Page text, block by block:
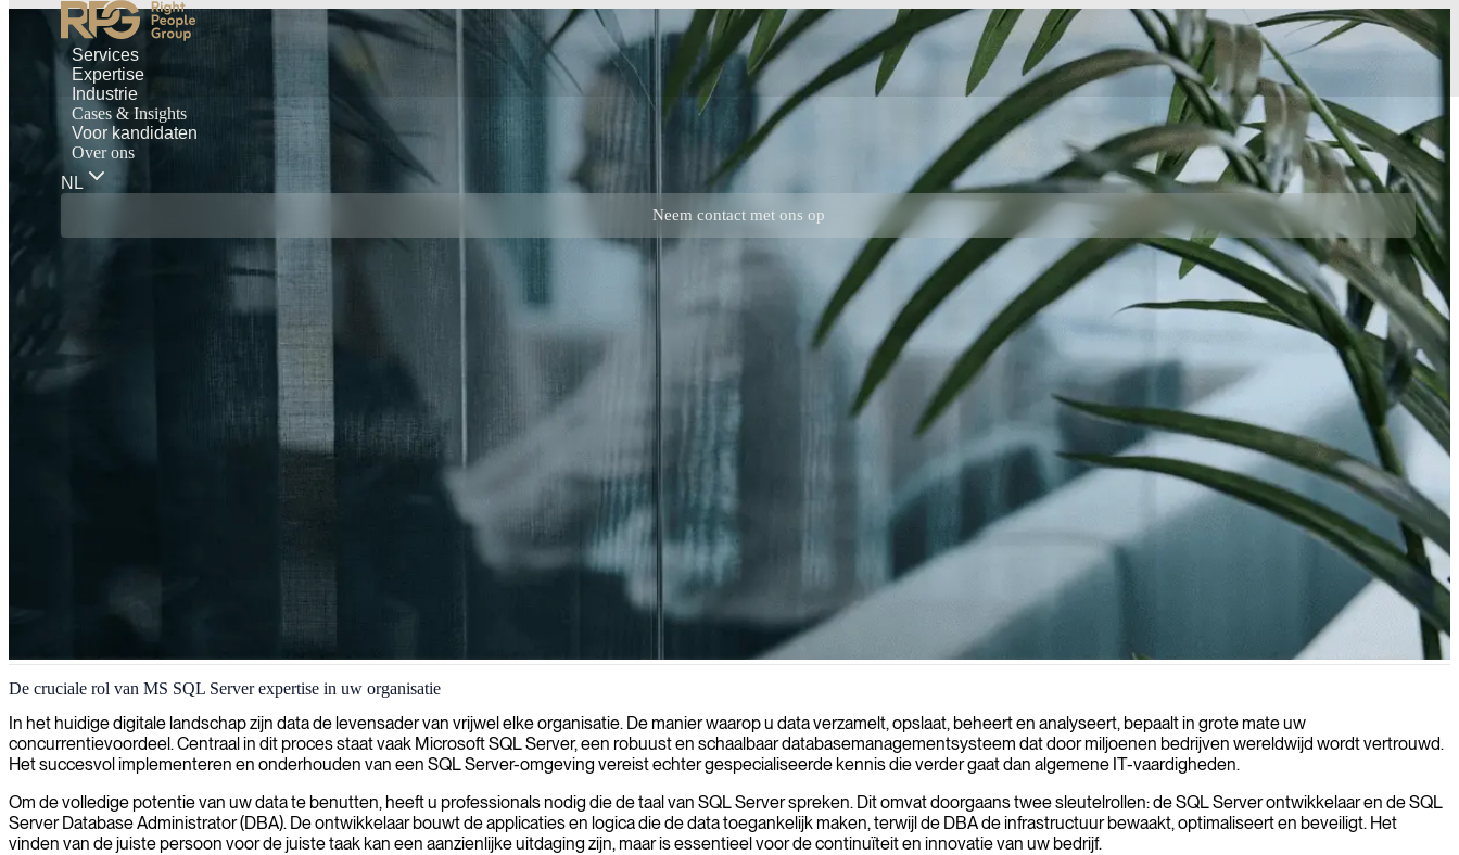
Services
Expertise
Industrie
Cases & Insights
Voor kandidaten
Over ons
NL
Neem contact met ons op
MS SQL Server databasebeheer
Wij leveren deskundige MS SQL Server specialisten die uw database prestaties kunnen optimaliseren, beveiliging kunnen waarborgen en effectieve beheerstrategieën kunnen implementeren voor uw
bedrijfskritische systemen.
De cruciale rol van MS SQL Server expertise in uw organisatie
In het huidige digitale landschap zijn data de levensader van vrijwel elke organisatie. De manier waarop u data verzamelt, opslaat, beheert en analyseert, bepaalt in grote mate uw
concurrentievoordeel. Centraal in dit proces staat vaak Microsoft SQL Server, een robuust en schaalbaar databasemanagementsysteem dat door miljoenen bedrijven wereldwijd wordt vertrouwd.
Het succesvol implementeren en onderhouden van een SQL Server-omgeving vereist echter gespecialiseerde kennis die verder gaat dan algemene IT-vaardigheden.
Om de volledige potentie van uw data te benutten, heeft u professionals nodig die de taal van SQL Server spreken. Dit omvat doorgaans twee sleutelrollen: de SQL Server ontwikkelaar en de SQL
Server Database Administrator (DBA). De ontwikkelaar bouwt de applicaties en logica die de data toegankelijk maken, terwijl de DBA de infrastructuur bewaakt, optimaliseert en beveiligt. Het
vinden van de juiste persoon voor de juiste taak kan een aanzienlijke uitdaging zijn, maar is essentieel voor de continuïteit en innovatie van uw bedrijf.